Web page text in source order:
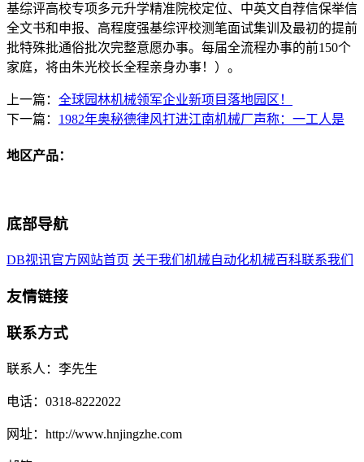
基综评高校专项多元升学精准院校定位、中英文自荐信保举信
全文书和申报、高程度强基综评校测笔面试集训及最初的提前
批特殊批通俗批次完整意愿办事。每届全流程办事的前150个
家庭，将由朱光校长全程亲身办事！）。
上一篇： 全球园林机械领军企业新项目落地园区！
下一篇： 1982年奥秘德律风打进江南机械厂声称：一工人是
地区产品：
底部导航
DB视讯官方网站首页 关于我们 机械自动化机械百科联系我们
友情链接
联系方式
联系人：李先生
电话：0318-8222022
网址：http://www.hnjingzhe.com